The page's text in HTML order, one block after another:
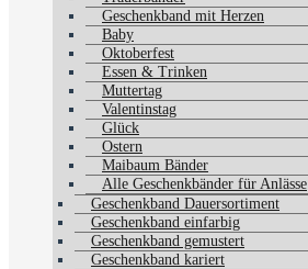
Geschenkband mit Herzen
Baby
Oktoberfest
Essen & Trinken
Muttertag
Valentinstag
Glück
Ostern
Maibaum Bänder
Alle Geschenkbänder für Anlässe
Geschenkband Dauersortiment
Geschenkband einfarbig
Geschenkband gemustert
Geschenkband kariert